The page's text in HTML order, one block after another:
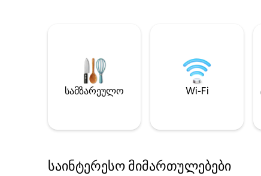
სამზარეულო Wi-Fi
საინტერესო მიმართულებები